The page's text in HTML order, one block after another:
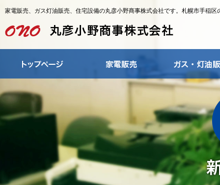
家電販売、ガス灯油販売、住宅設備の丸彦小野商事株式会社です。札幌市手稲区